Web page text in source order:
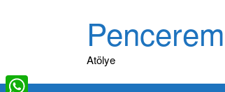
o
Atölye